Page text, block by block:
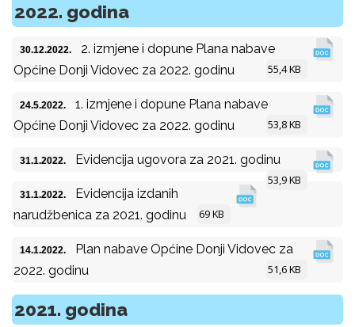
2022. godina
30.12.2022.
2. izmjene i dopune Plana nabave
Općine Donji Vidovec za 2022. godinu
55,4 KB
24.5.2022.
1. izmjene i dopune Plana nabave
Općine Donji Vidovec za 2022. godinu
53,8 KB
31.1.2022. Evidencija ugovora za 2021. godinu
53,9 KB
31.1.2022.
Evidencija izdanih
narudžbenica za 2021. godinu
69 KB
14.1.2022.
Plan nabave Općine Donji Vidovec za
2022. godinu
51,6 KB
2021. godina